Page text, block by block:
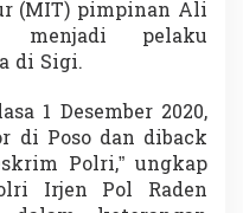
d
S
t
e
n
g
B
(MIT) pimpinan Ali
pelaku
di Sigi.
1 Desember 2020,
di Poso dan diback
Polri,” ungkap
Irjen Pol Raden